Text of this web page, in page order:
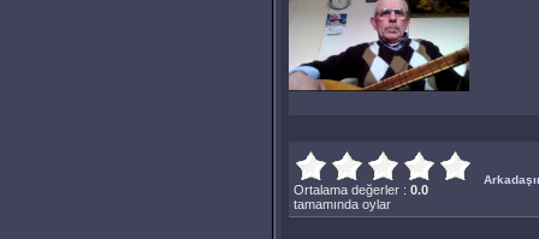
Ortalama değerler : 0.0
tamamında oylar